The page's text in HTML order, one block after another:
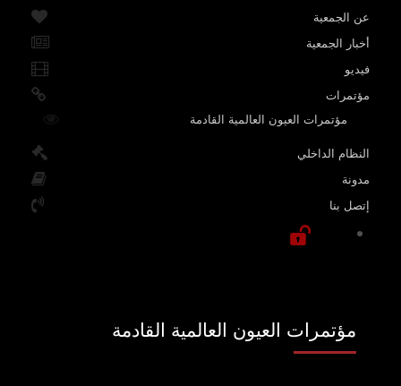
عن الجمعية
أخبار الجمعية
فيديو
مؤتمرات
مؤتمرات العيون العالمية القادمة
النظام الداخلي
مدونة
إتصل بنا
مؤتمرات العيون العالمية القادمة